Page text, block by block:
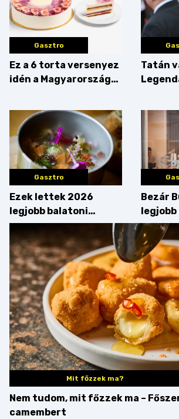
Gasztro
Ez a 6 torta versenyez
idén a Magyarország
Tatán
Gasztro
Ezek lettek 2026
legjobb balatoni
strandételei –
végigkóstoltuk a
győzteseket
Bezár
Mit főzzek ma?
Nem tudom, mit főzzek ma –
camembert